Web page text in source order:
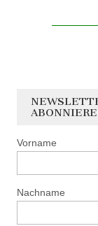
Vorname
Nachname